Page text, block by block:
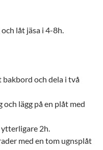
låt jäsa i 4-8h.
och dela i två
lägg på en plåt med
2h.
med en tom ugnsplåt